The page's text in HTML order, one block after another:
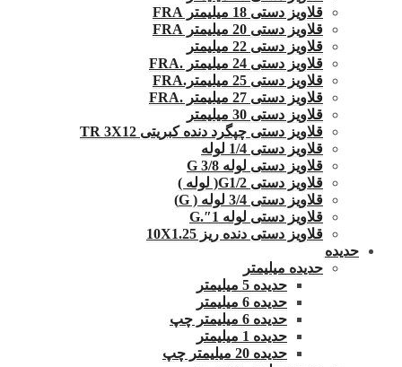
قلاویز دستی 18 میلیمتر FRA
قلاویز دستی 20 میلیمتر FRA
قلاویز دستی 22 میلیمتر
قلاویز دستی 24 میلیمتر .FRA
قلاویز دستی 25 میلیمتر.FRA
قلاویز دستی 27 میلیمتر .FRA
قلاویز دستی 30 میلیمتر
قلاویز دستی چپگرد دنده کبریتی TR 3X12
قلاویز دستی 1/4 لوله
قلاویز دستی لوله G 3/8
قلاویز دستی G1/2( لوله )
قلاویز دستی 3/4 لوله ( G)
قلاویز دستی لوله 1″.G
قلاویز دستی دنده ریز 10X1.25
حدیده
حدیده میلیمتر
حدیده 5 میلیمتر
حدیده 6 میلیمتر
حدیده 6 میلیمتر چپ
حدیده 1 میلیمتر
حدیده 20 میلیمتر چپ